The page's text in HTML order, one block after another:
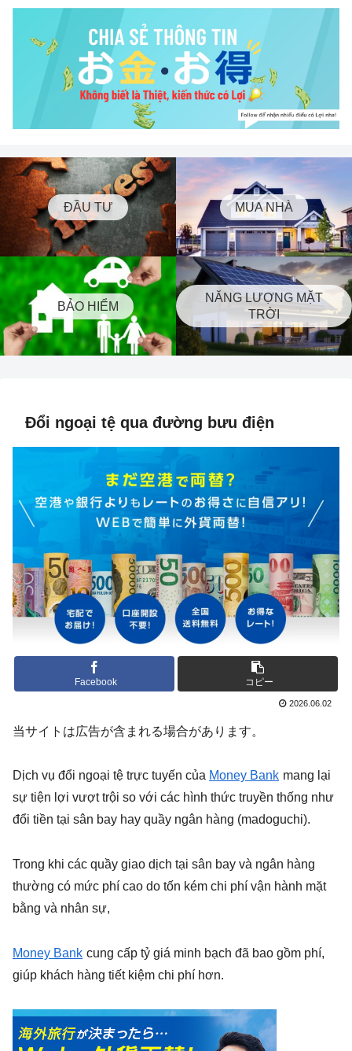
ĐẦU TƯ MUA NHÀ
BẢO HIỂM
NĂNG LƯỢNG MẶT
TRỜI
Đổi ngoại tệ qua đường bưu điện
Facebook コピー
2026.06.02
当サイトは広告が含まれる場合があります。
Dịch vụ đổi ngoại tệ trực tuyến của Money Bank mang lại
sự tiện lợi vượt trội so với các hình thức truyền thống như
đổi tiền tại sân bay hay quầy ngân hàng (madoguchi).
Trong khi các quầy giao dịch tại sân bay và ngân hàng
thường có mức phí cao do tốn kém chi phí vận hành mặt
bằng và nhân sự,
Money Bank cung cấp tỷ giá minh bạch đã bao gồm phí,
giúp khách hàng tiết kiệm chi phí hơn.